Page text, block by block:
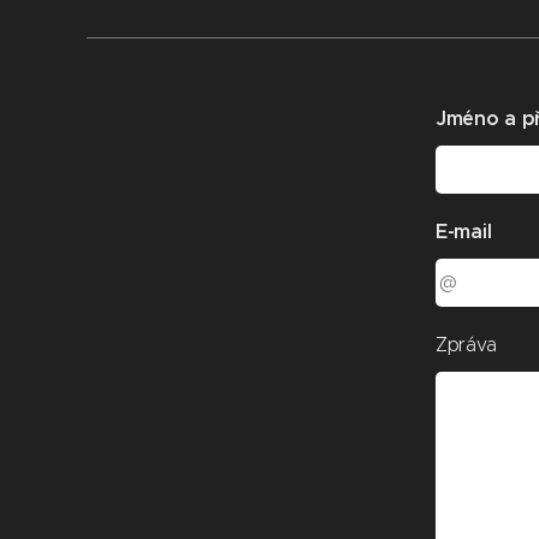
Jméno a
E-mail
Zpráva